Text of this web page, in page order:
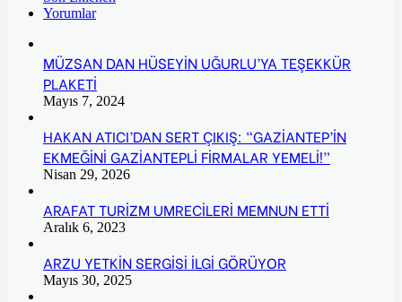
Yorumlar
MÜZSAN DAN HÜSEYİN UĞURLU’YA TEŞEKKÜR
PLAKETİ
Mayıs 7, 2024
HAKAN ATICI’DAN SERT ÇIKIŞ: “GAZİANTEP’İN
EKMEĞİNİ GAZİANTEPLİ FİRMALAR YEMELİ!”
Nisan 29, 2026
ARAFAT TURİZM UMRECİLERİ MEMNUN ETTİ
Aralık 6, 2023
ARZU YETKİN SERGİSİ İLGİ GÖRÜYOR
Mayıs 30, 2025